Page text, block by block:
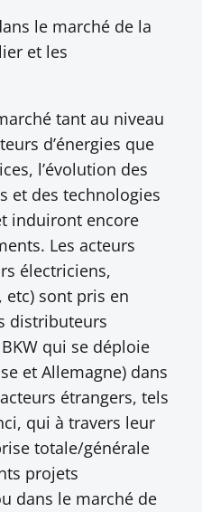
le marché de la
et les
tant au niveau
d’énergies que
l’évolution des
et des technologies
induiront encore
Les acteurs
électriciens,
etc) sont pris en
distributeurs
qui se déploie
et Allemagne) dans
étrangers, tels
qui à travers leur
totale/générale
projets
dans le marché de